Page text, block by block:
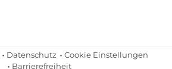
Datenschutz
Cookie Einstellungen
Barrierefreiheit